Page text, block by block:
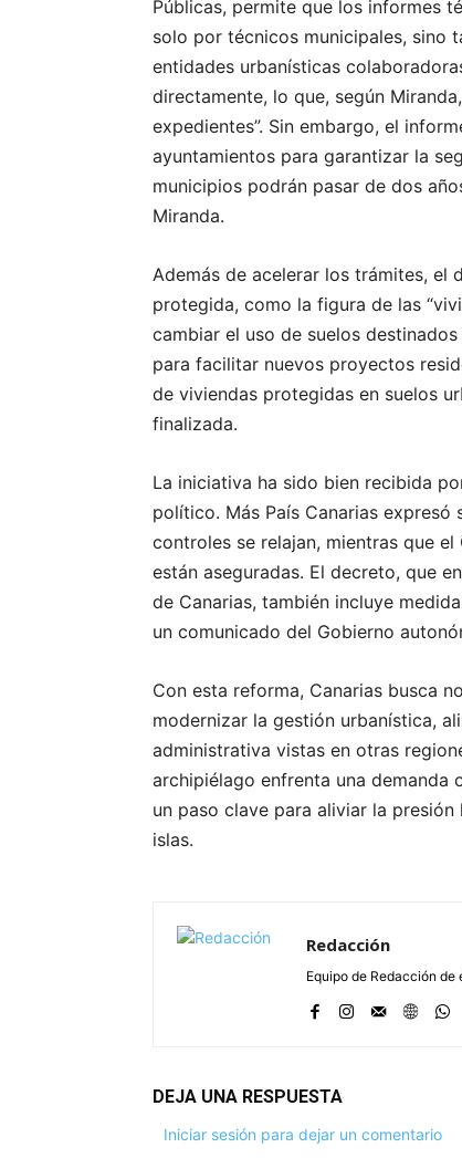
Públicas, permite que los informes
solo por técnicos municipales, sino
entidades urbanísticas
directamente, lo que, según
expedientes”. Sin embargo, el
ayuntamientos para garantizar la
municipios podrán pasar de dos
Miranda.
Además de acelerar los trámites, el
protegida, como la figura de las
cambiar el uso de suelos
para facilitar nuevos proyectos
de viviendas protegidas en suelos
finalizada.
La iniciativa ha sido bien recibida
político. Más País Canarias
controles se relajan, mientras que
están aseguradas. El decreto, que
de Canarias, también incluye
un comunicado del Gobierno
Con esta reforma, Canarias busca
modernizar la gestión urbanística,
administrativa vistas en otras
archipiélago enfrenta una demanda
un paso clave para aliviar la
islas.
Redacción
Equipo de Redacción de
DEJA UNA RESPUESTA
Iniciar sesión para dejar un comentario